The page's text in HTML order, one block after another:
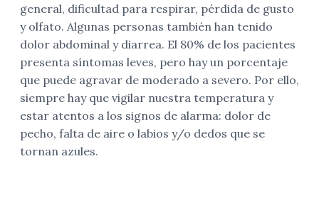
general, dificultad para respirar, pérdida de gusto
y olfato. Algunas personas también han tenido
dolor abdominal y diarrea. El 80% de los pacientes
presenta síntomas leves, pero hay un porcentaje
que puede agravar de moderado a severo. Por ello,
siempre hay que vigilar nuestra temperatura y
estar atentos a los signos de alarma: dolor de
pecho, falta de aire o labios y/o dedos que se
tornan azules.